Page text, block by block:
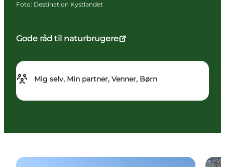
Gode råd til naturbrugere
Mig selv, Min partner, Venner, Børn
Foto: Destination Kystlandet